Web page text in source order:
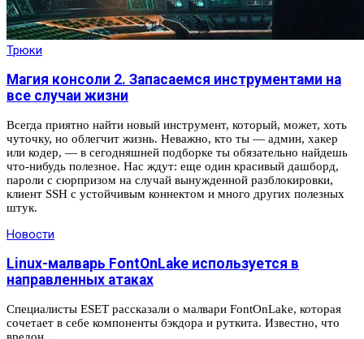
Трюки
Магия консоли 2. Запасаемся инструментами на
все случаи жизни
Всегда приятно найти новый инструмент, который, может, хоть
чуточку, но облегчит жизнь. Неважно, кто ты — админ, хакер
или кодер, — в сегодняшней подборке ты обязательно найдешь
что-нибудь полезное. Нас ждут: еще один красивый дашборд,
пароли с сюрпризом на случай вынужденной разблокировки,
клиент SSH с устойчивым коннектом и много других полезных
штук.
Новости
Linux-малварь FontOnLake используется в
направленных атаках
Специалисты ESET рассказали о малвари FontOnLake, которая
сочетает в себе компоненты бэкдора и руткита. Известно, что